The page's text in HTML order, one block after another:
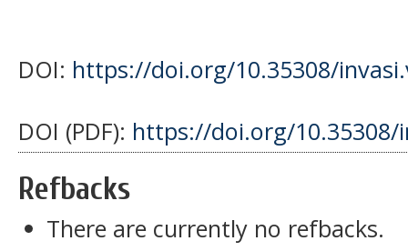
DOI: https://doi.org/10.35308/
DOI (PDF): https://doi.org/10.35308/
Refbacks
There are currently no refbacks.